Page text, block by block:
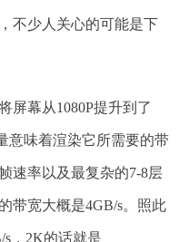
不少人关心的可能是下
屏幕从1080P提升到了
意味着渲染它所需要的带
速率以及最复杂的7-8层
带宽大概是4GB/s。照此
s，2K的话就是